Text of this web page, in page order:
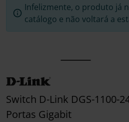
Infelizmente, o produto já
catálogo e não voltará a
Switch D-Link DGS-1100-
Portas Gigabit